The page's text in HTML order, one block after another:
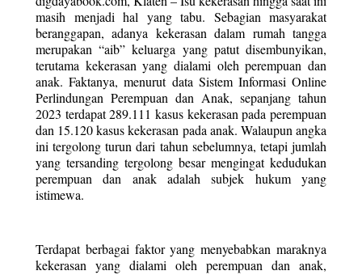
masih menjadi hal yang tabu. Sebagian masyarakat
beranggapan, adanya kekerasan dalam rumah tangga
merupakan “aib” keluarga yang patut disembunyikan,
terutama kekerasan yang dialami oleh perempuan dan
anak. Faktanya, menurut data Sistem Informasi Online
Perlindungan Perempuan dan Anak, sepanjang tahun
2023 terdapat 289.111 kasus kekerasan pada perempuan
dan 15.120 kasus kekerasan pada anak. Walaupun angka
ini tergolong turun dari tahun sebelumnya, tetapi jumlah
yang tersanding tergolong besar mengingat kedudukan
perempuan dan anak adalah subjek hukum yang
istimewa.
Terdapat berbagai faktor yang menyebabkan maraknya
kekerasan yang dialami oleh perempuan dan anak,